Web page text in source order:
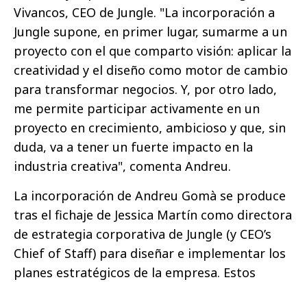
Vivancos, CEO de Jungle. "La incorporación a
Jungle supone, en primer lugar, sumarme a un
proyecto con el que comparto visión: aplicar la
creatividad y el diseño como motor de cambio
para transformar negocios. Y, por otro lado,
me permite participar activamente en un
proyecto en crecimiento, ambicioso y que, sin
duda, va a tener un fuerte impacto en la
industria creativa", comenta Andreu.
La incorporación de Andreu Gomà se produce
tras el fichaje de Jessica Martín como directora
de estrategia corporativa de Jungle (y CEO’s
Chief of Staff) para diseñar e implementar los
planes estratégicos de la empresa. Estos